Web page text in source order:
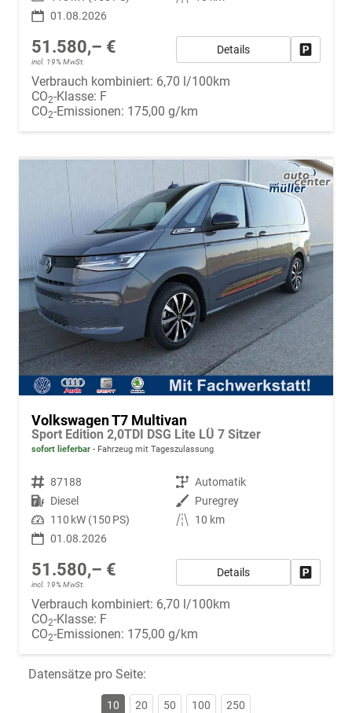
01.08.2026
51.580,– €
incl. 19% MwSt.
Details
Verbrauch kombiniert: 6,70 l/100km
CO2-Klasse: F
CO2-Emissionen: 175,00 g/km
Volkswagen T7 Multivan
Sport Edition 2,0TDI DSG Lite LÜ 7 Sitzer
sofort lieferbar Fahrzeug mit Tageszulassung
Fahrzeugnr. 87188 Getriebe Automatik
Kraftstoff Diesel Außenfarbe Puregrey
Leistung 110 kW (150 PS) Kilometerstand
10 km
01.08.2026
51.580,– €
incl. 19% MwSt.
Details
Verbrauch kombiniert: 6,70 l/100km
CO2-Klasse: F
CO2-Emissionen: 175,00 g/km
Datensätze pro Seite:
10 20 50 100 250